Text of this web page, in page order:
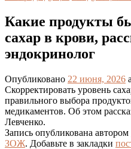
Какие продукты
сахар в крови,
эндокринолог
Опубликовано 22 июня, 2026
Скорректировать уровень
правильного выбора
медикаментов. Об этом
Левченко.
Запись опубликована автором
ЗОЖ. Добавьте в закладки